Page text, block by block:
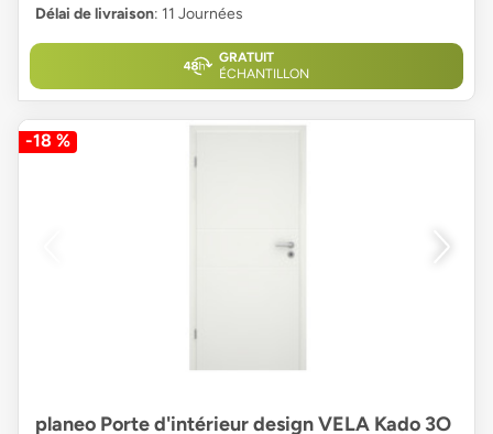
Délai de livraison: 11 Journées
GRATUIT
ÉCHANTILLON
-18 %
planeo Porte d'intérieur design VELA Kado 3O